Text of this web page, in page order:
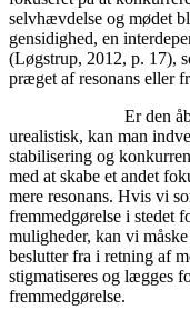
selvhævdelse og mødet
gensidighed, en
(Løgstrup, 2012, p. 17),
præget af resonans eller
Er den åbenhed
urealistisk, kan man
stabilisering og
med at skabe et andet
mere resonans. Hvis vi
fremmedgørelse i stedet
muligheder, kan vi
beslutter fra i retning af
stigmatiseres og lægges
fremmedgørelse.